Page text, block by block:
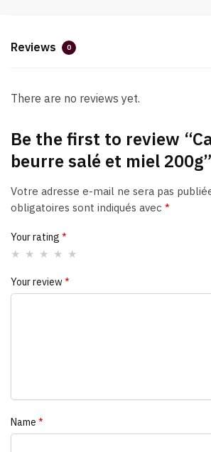
Reviews 0
There are no reviews yet.
Be the first to review
beurre salé et miel 200g”
Votre adresse e-mail ne sera pas
obligatoires sont indiqués avec *
Your rating *
Your review*
Name *